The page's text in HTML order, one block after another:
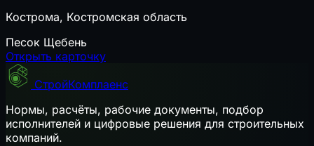
Кострома, Костромская область
Песок Щебень
Открыть карточку
СтройКомплаенс
Нормы, расчёты, рабочие документы, подбор
исполнителей и цифровые решения для строительных
компаний.